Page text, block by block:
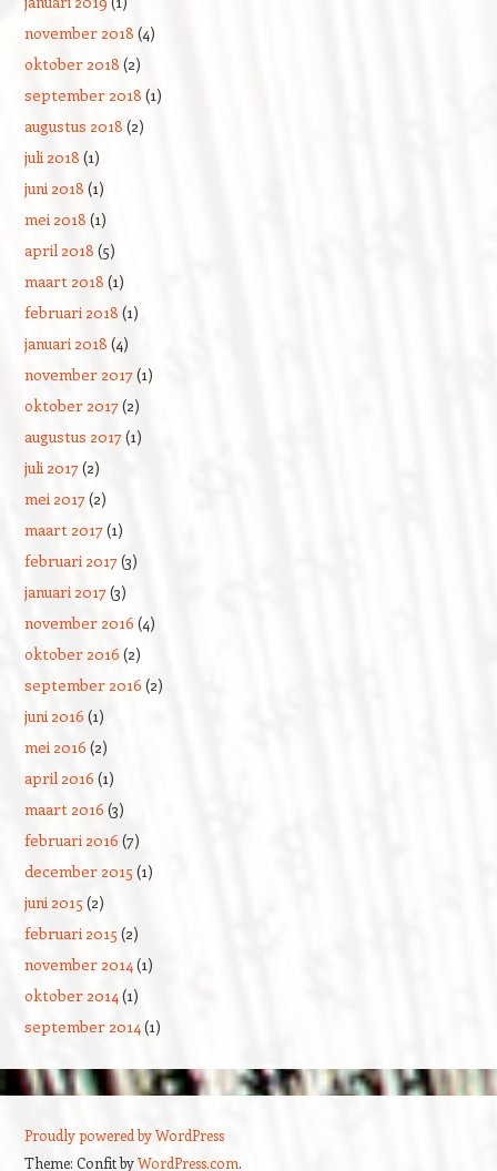
november 2018 (4)
oktober 2018 (2)
september 2018 (1)
augustus 2018 (2)
juli 2018 (1)
juni 2018 (1)
mei 2018 (1)
april 2018 (5)
maart 2018 (1)
februari 2018 (1)
januari 2018 (4)
november 2017(1)
oktober 2017(2)
augustus 2017(1)
juli 2017(2)
mei 2017(2)
maart 2017(1)
februari 2017(3)
januari 2017(3)
november 2016 (4)
oktober 2016 (2)
september 2016 (2)
juni 2016 (1)
mei 2016 (2)
april 2016 (1)
maart 2016 (3)
februari 2016 (7)
december 2015 (1)
juni 2015 (2)
februari 2015 (2)
november 2014(1)
oktober 2014(1)
september 2014(1)
Proudly powered by WordPress
Theme: Confit byWordPress.com.